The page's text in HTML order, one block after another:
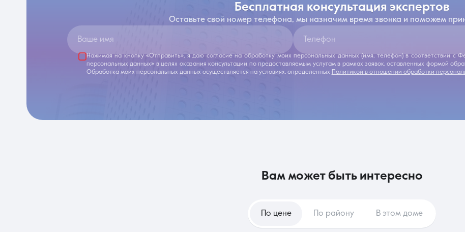
бесплатная консультация экспертов
Оставьте свой номер телефона, мы назначим время звонка и поможем
Ваше имя Телефон
Нажимая на кнопку «Отправить», я даю согласие на обработку моих персональных данных (имя, телефон) в соответствии
персональных данных» в целях оказания консультации по предоставляемым услугам в рамках заявок, оставленных формой
Обработка моих персональных данных осуществляется на условиях, определенных Политикой в отношении обработки
вам может быть интересно
По цене По району В этом доме